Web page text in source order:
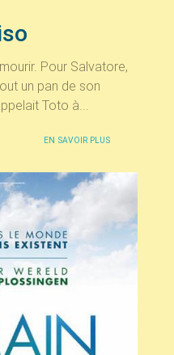
Pour Salvatore,
un pan de son
Toto à...
EN SAVOIR PLUS